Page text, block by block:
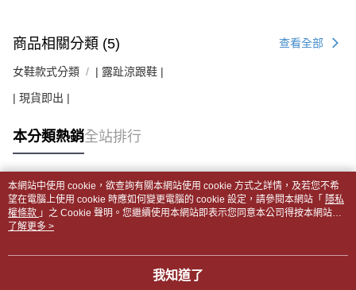
商品相關分類 (5) 查看全部
女鞋款式分類 | 露趾涼跟鞋 |
| 現貨即出 |
本分類熱銷全站排行
熱門標籤
本網站中使用 cookie，欲查詢有關本網站使用 cookie 方式之詳情，及若您不希
望在電腦上使用 cookie 時應如何變更電腦的 cookie 設定，請參閱本網站「 隱私
權條款 」之 Cookie 聲明。您繼續使用本網站即表示您同意本公司得按本網站使
用條款之 Cookie 聲明使用 cookie。
了解更多 >
我知道了